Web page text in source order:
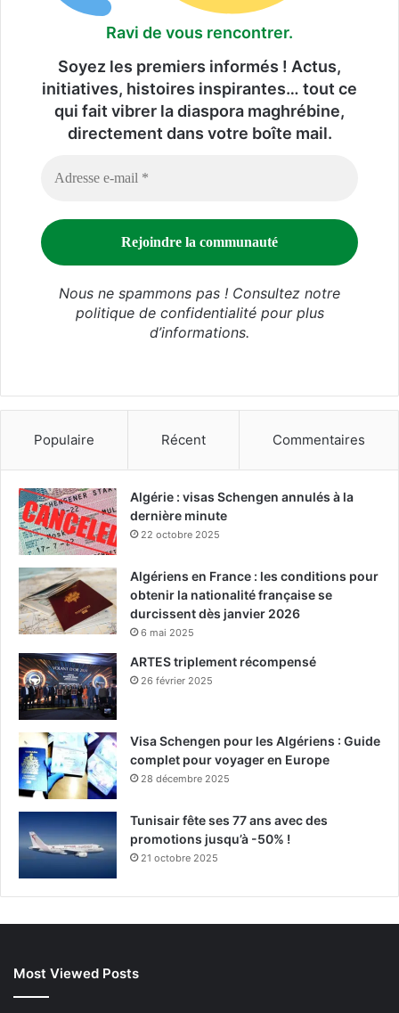
Ravi de vous rencontrer.
Soyez les premiers informés ! Actus,
initiatives, histoires inspirantes… tout ce
qui fait vibrer la diaspora maghrébine,
directement dans votre boîte mail.
Nous ne spammons pas ! Consultez notre
politique de confidentialitépour plus
d’informations.
Populaire Récent Commentaires
Algérie : visas Schengen annulés à la
dernière minute
22 octobre 2025
Algériens en France : les conditions pour
obtenir la nationalité française se
durcissent dès janvier 2026
6 mai 2025
ARTES triplement récompensé
26 février 2025
Visa Schengen pour les Algériens : Guide
complet pour voyager en Europe
28 décembre 2025
Tunisair fête ses 77 ans avec des
promotions jusqu’à -50% !
21 octobre 2025
Most Viewed Posts